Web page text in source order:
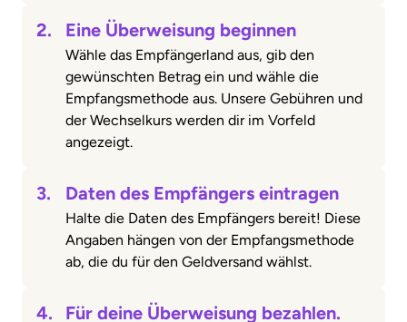
2. Eine Überweisung beginnen
Wähle das Empfängerland aus, gib den
gewünschten Betrag ein und wähle die
Empfangsmethode aus. Unsere Gebühren und
der Wechselkurs werden dir im Vorfeld
angezeigt.
3. Daten des Empfängers eintragen
Halte die Daten des Empfängers bereit! Diese
Angaben hängen von der Empfangsmethode
ab, die du für den Geldversand wählst.
4. Für deine Überweisung bezahlen.